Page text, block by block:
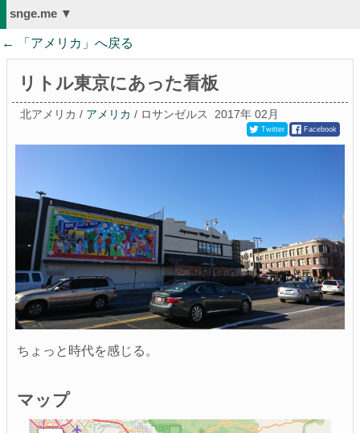
snge.me ▼
← 「 アメリカ 」へ戻る
リトル東京にあった看板
北アメリカ / アメリカ / ロサンゼルス 2017年 02月
Twitter Facebook
ちょっと時代を感じる。
マップ